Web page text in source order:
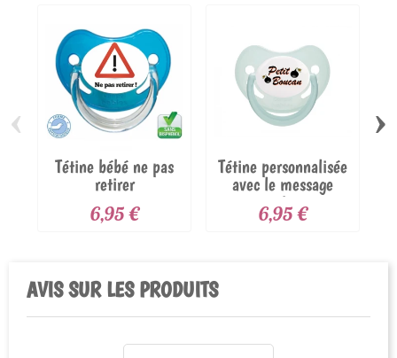
Tétine bébé ne pas
retirer
6,95 €
Tétine personnalisée
avec le message
petit...
6,95 €
‹ ›
AVIS SUR LES PRODUITS